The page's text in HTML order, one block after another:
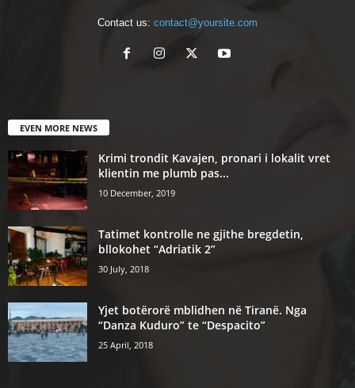
Contact us: contact@yoursite.com
EVEN MORE NEWS
Krimi trondit Kavajen, pronari i lokalit vret
klientin me plumb pas...
10 December, 2019
Tatimet kontrolle ne gjithe bregdetin,
bllokohet “Adriatik 2”
30 July, 2018
Yjet botërorë mblidhen në Tiranë. Nga
“Danza Kuduro” te “Despacito”
25 April, 2018